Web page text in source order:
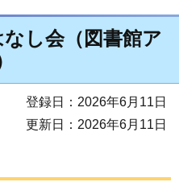
し会（図書館ア
登録日：2026年6月11日
更新日：2026年6月11日